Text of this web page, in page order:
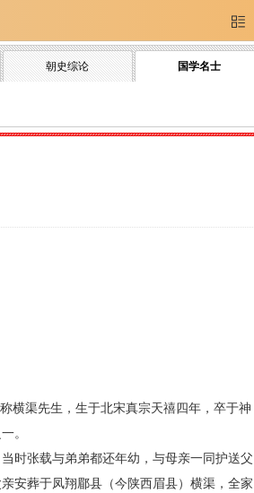

朝史综论 国学名士
渠先生，生于北宋真宗天禧四年，卒于神
。
张载与弟弟都还年幼，与母亲一同护送父
安葬于凤翔郿县（今陕西眉县）横渠，全家